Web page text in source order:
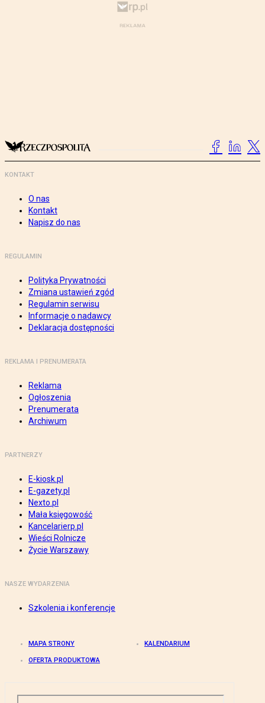
KONTAKT
O nas
Kontakt
Napisz do nas
REGULAMIN
Polityka Prywatności
Zmiana ustawień zgód
Regulamin serwisu
Informacje o nadawcy
Deklaracja dostępności
REKLAMA I PRENUMERATA
Reklama
Ogłoszenia
Prenumerata
Archiwum
PARTNERZY
E-kiosk.pl
E-gazety.pl
Nexto.pl
Mała księgowość
Kancelarierp.pl
Wieści Rolnicze
Życie Warszawy
NASZE WYDARZENIA
Szkolenia i konferencje
MAPA STRONY KALENDARIUM
OFERTA PRODUKTOWA